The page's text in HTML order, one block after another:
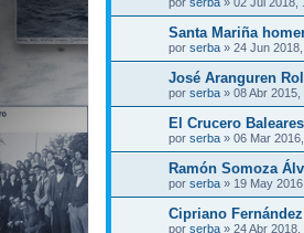
Santa Mariña
por serba » 24 Jun
José Aranguren
por serba » 08 Abr 2015,
El Crucero Baleares
por serba » 06 Mar
Ramón Somoza
por serba » 19 May
Cipriano
por serba » 24 Abr 2018,